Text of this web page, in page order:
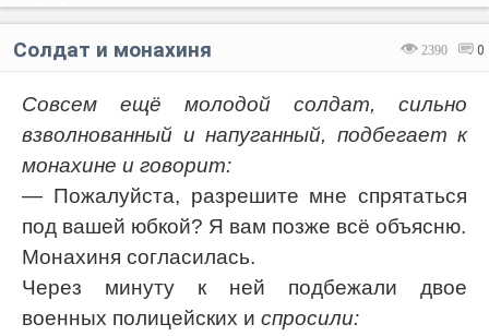
2390 0
Солдат и монахиня
Совсем ещё молодой солдат, сильно
взволнованный и напуганный, подбегает к
монахине и говорит:
— Пожалуйста, разрешите мне спрятаться
под вашей юбкой? Я вам позже всё объясню.
Монахиня согласилась.
Через минуту к ней подбежали двое
военных полицейских и спросили: